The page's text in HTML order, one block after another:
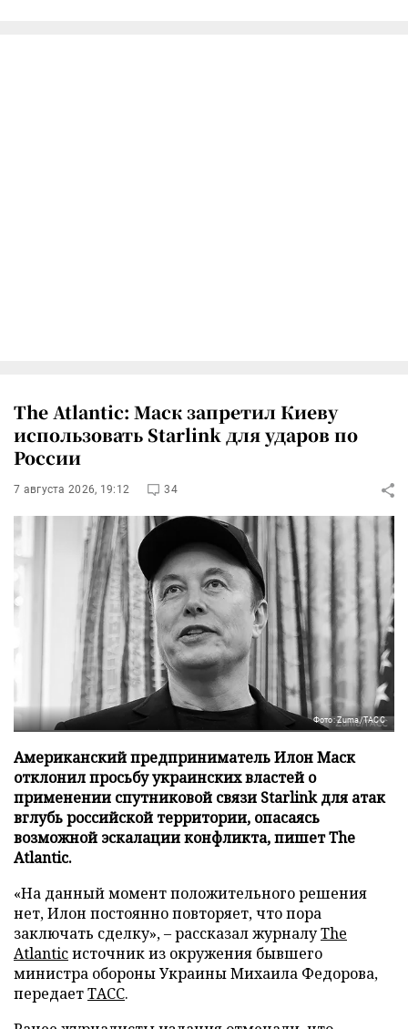
The Atlantic: Маск запретил Киеву
использовать Starlink для ударов по
России
7 августа 2026, 19:12 34
Фото: Zuma/ТАСС
Американский предприниматель Илон Маск
отклонил просьбу украинских властей о
применении спутниковой связи Starlink для атак
вглубь российской территории, опасаясь
возможной эскалации конфликта, пишет The
Atlantic.
«На данный момент положительного решения
нет, Илон постоянно повторяет, что пора
заключать сделку», – рассказал журналуThe
Atlanticисточник из окружения бывшего
министра обороны Украины Михаила Федорова,
передаетТАСС.